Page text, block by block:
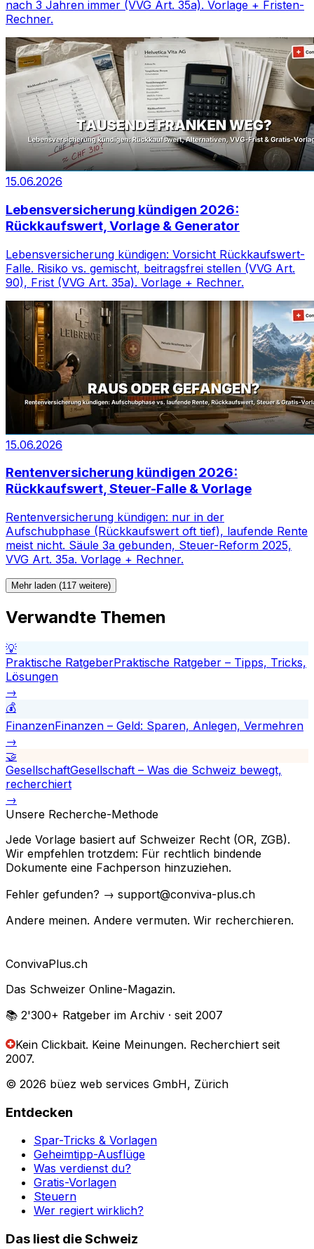
nach 3 Jahren immer (VVG Art. 35a). Vorlage + Fristen-
Rechner.
15.06.2026
Lebensversicherung kündigen 2026:
Rückkaufswert, Vorlage & Generator
Lebensversicherung kündigen: Vorsicht Rückkaufswert-
Falle. Risiko vs. gemischt, beitragsfrei stellen (VVG Art.
90), Frist (VVG Art. 35a). Vorlage + Rechner.
15.06.2026
Rentenversicherung kündigen 2026:
Rückkaufswert, Steuer-Falle & Vorlage
Rentenversicherung kündigen: nur in der
Aufschubphase (Rückkaufswert oft tief), laufende Rente
meist nicht. Säule 3a gebunden, Steuer-Reform 2025,
VVG Art. 35a. Vorlage + Rechner.
Mehr laden (117 weitere)
Verwandte Themen
💡
Praktische RatgeberPraktische Ratgeber – Tipps, Tricks,
Lösungen
→
💰
FinanzenFinanzen – Geld: Sparen, Anlegen, Vermehren
→
🤝
GesellschaftGesellschaft – Was die Schweiz bewegt,
recherchiert
→
Unsere Recherche-Methode
Jede Vorlage basiert auf Schweizer Recht (OR, ZGB).
Wir empfehlen trotzdem: Für rechtlich bindende
Dokumente eine Fachperson hinzuziehen.
Fehler gefunden? → support@conviva-plus.ch
Andere meinen. Andere vermuten. Wir recherchieren.
ConvivaPlus.ch
Das Schweizer Online-Magazin.
📚 2'300+ Ratgeber im Archiv · seit 2007
Kein Clickbait. Keine Meinungen. Recherchiert seit
2007.
© 2026 büez web services GmbH, Zürich
Entdecken
Spar-Tricks & Vorlagen
Geheimtipp-Ausflüge
Was verdienst du?
Gratis-Vorlagen
Steuern
Wer regiert wirklich?
Das liest die Schweiz